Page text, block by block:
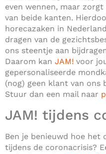
even wennen, maar
van beide kanten.
horecazaken in
dragen van de
ons steentje aan
Daarom kan JAM! voor
gepersonaliseerde
(nog) geen klant van ons
Stuur dan een mail naar
JAM! tijdens
Ben je benieuwd hoe het
tijdens de coronacrisis?